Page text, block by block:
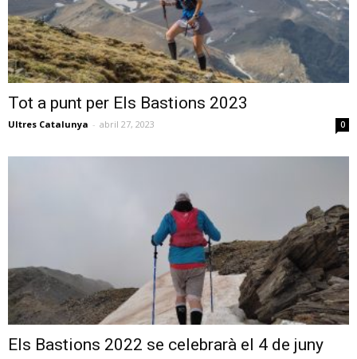
Tot a punt per Els Bastions 2023
Ultres Catalunya - abril 27, 2023 0
Els Bastions 2022 se celebrarà el 4 de juny